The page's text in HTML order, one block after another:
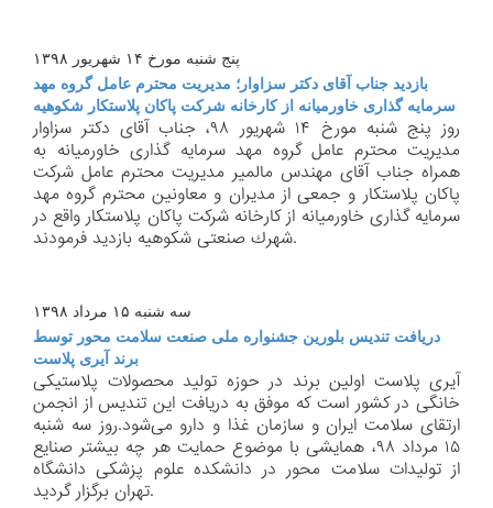
پنج شنبه مورخ ۱۴ شهریور ۱۳۹۸
بازدید جناب آقای دكتر سزاوار؛ مدیریت محترم عامل گروه مهد
سرمایه گذاری خاورمیانه از كارخانه شركت پاكان پلاستكار شكوهیه
روز پنج شنبه مورخ ۱۴ شهریور ۹۸، جناب آقای دكتر سزاوار
مدیریت محترم عامل گروه مهد سرمایه گذاری خاورمیانه به
همراه جناب آقای مهندس مالمیر مدیریت محترم عامل شركت
پاكان پلاستكار و جمعی از مدیران و معاونین محترم گروه مهد
سرمایه گذاری خاورمیانه از كارخانه شركت پاكان پلاستكار واقع در
شهرك صنعتی شكوهیه بازدید فرمودند.
سه شنبه ۱۵ مرداد ۱۳۹۸
دریافت تندیس بلورین جشنواره ملی صنعت سلامت محور توسط
برند آیری پلاست
آیری پلاست اولین برند در حوزه تولید محصولات پلاستیكی
خانگی در كشور است كه موفق به دریافت این تندیس از انجمن
ارتقای سلامت ایران و سازمان غذا و دارو می‌شود.روز سه شنبه
۱۵ مرداد ۹۸، همایشی با موضوع حمایت هر چه بیشتر صنایع
از تولیدات سلامت محور در دانشكده علوم پزشكی دانشگاه
تهران برگزار گردید.